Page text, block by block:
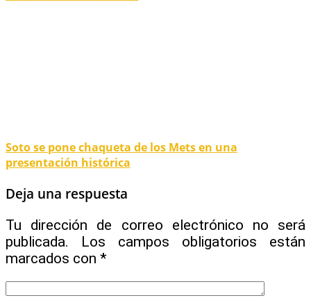
Soto se pone chaqueta de los Mets en una
presentación histórica
Deja una respuesta
Tu dirección de correo electrónico no será
publicada.
Los campos obligatorios están
marcados con *